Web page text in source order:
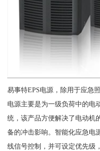
易事特EPS电源，除用于应急
电源主要是为一级负荷中的电
统，该产品方便解决了电动机
备的冲击影响。智能化应急电
线信号控制，并可设定优先级